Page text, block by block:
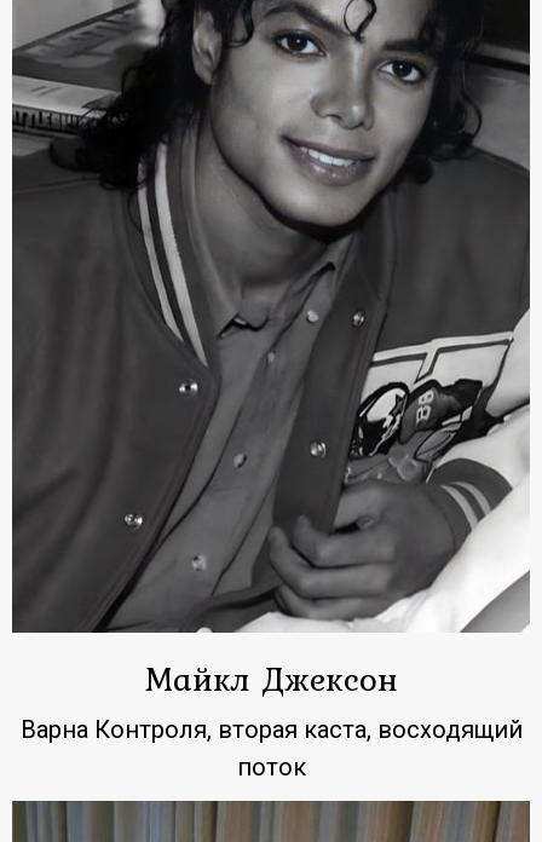
Майкл Джексон
Варна Контроля, вторая каста, восходящий
поток